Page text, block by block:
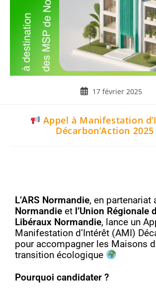
17 février 2025
Appel à Manifestation
Décarbon’Action 2025
L’ARS Normandie, en partenariat
Normandie et l’Union Régionale
Libéraux Normandie, lance un
Manifestation d’Intérêt (AMI)
pour accompagner les Maisons
transition écologique
Pourquoi candidater ?